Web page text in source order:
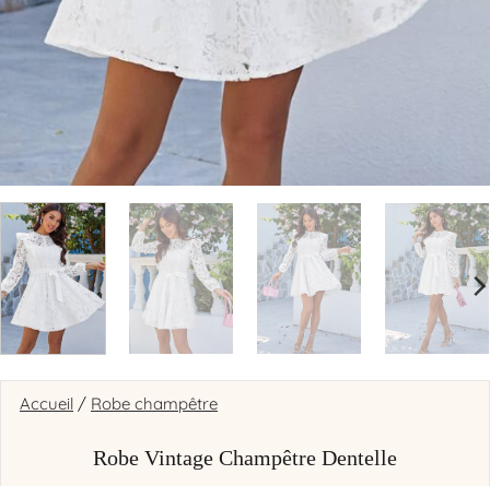
Accueil / Robe champêtre
Robe Vintage Champêtre Dentelle